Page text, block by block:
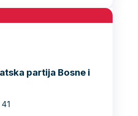
partija Bosne i